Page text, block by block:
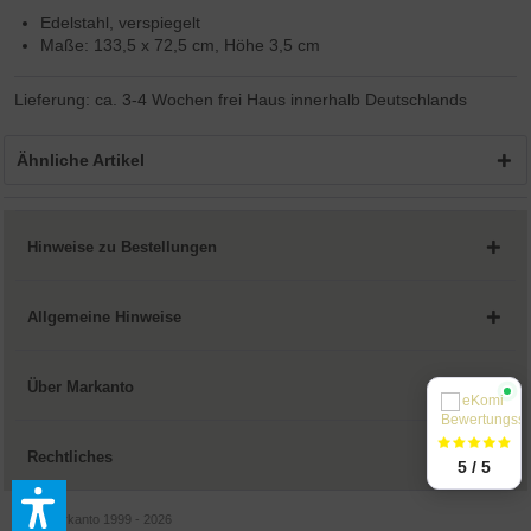
Edelstahl, verspiegelt
Maße: 133,5 x 72,5 cm, Höhe 3,5 cm
Lieferung: ca. 3-4 Wochen frei Haus innerhalb Deutschlands
Ähnliche Artikel
Hinweise zu Bestellungen
Allgemeine Hinweise
Über Markanto
Rechtliches
© by Markanto 1999 - 2026
5 / 5